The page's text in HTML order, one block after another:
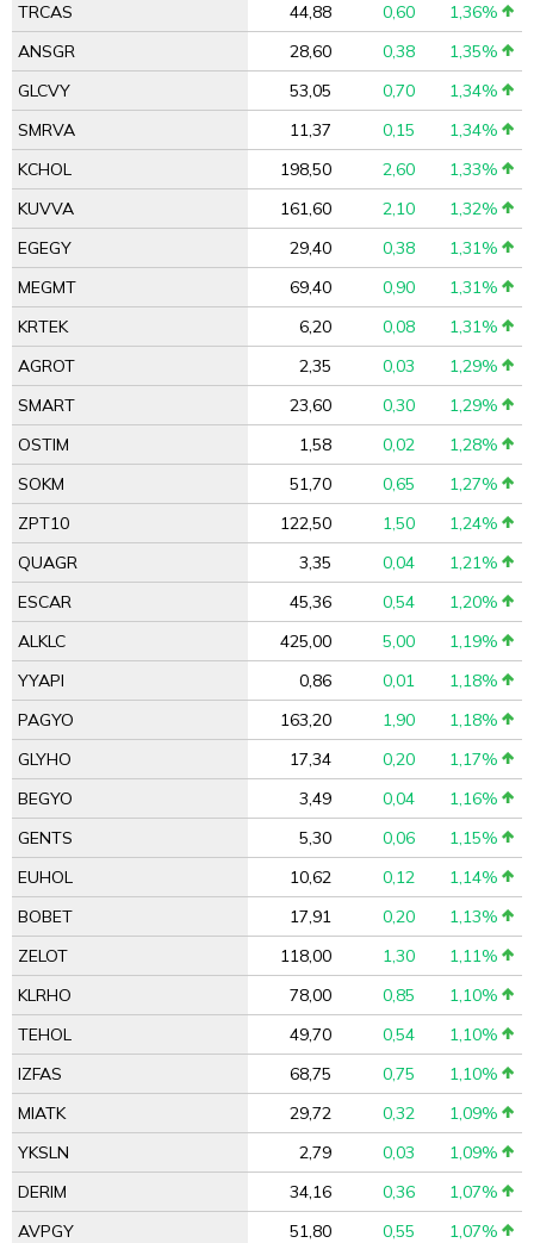
TRCAS
44,88 0,60
1,36%
ANSGR
28,60 0,38
1,35%
GLCVY
53,05 0,70
1,34%
SMRVA
11,37 0,15
1,34%
KCHOL
198,50 2,60
1,33%
KUVVA
161,60 2,10
1,32%
EGEGY
29,40 0,38
1,31%
MEGMT
69,40 0,90
1,31%
KRTEK
6,20 0,08
1,31%
AGROT
2,35 0,03
1,29%
SMART
23,60 0,30
1,29%
OSTIM
1,58 0,02
1,28%
SOKM
51,70 0,65
1,27%
ZPT10
122,50 1,50
1,24%
QUAGR
3,35 0,04
1,21%
ESCAR
45,36 0,54
1,20%
ALKLC
425,00 5,00
1,19%
YYAPI
0,86 0,01
1,18%
PAGYO
163,20 1,90
1,18%
GLYHO
17,34 0,20
1,17%
BEGYO
3,49 0,04
1,16%
GENTS
5,30 0,06
1,15%
EUHOL
10,62 0,12
1,14%
BOBET
17,91 0,20
1,13%
ZELOT
118,00 1,30
1,11%
KLRHO
78,00 0,85
1,10%
TEHOL
49,70 0,54
1,10%
IZFAS
68,75 0,75
1,10%
MIATK
29,72 0,32
1,09%
YKSLN
2,79 0,03
1,09%
DERIM
34,16 0,36
1,07%
AVPGY
51,80 0,55
1,07%